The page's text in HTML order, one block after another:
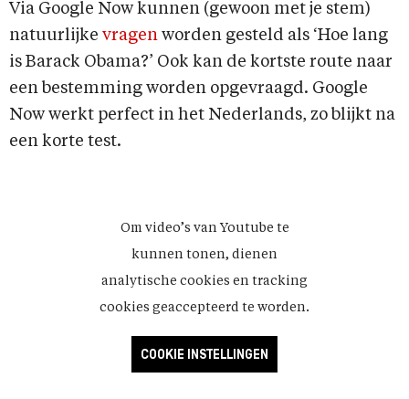
Via Google Now kunnen (gewoon met je stem)
natuurlijke vragen worden gesteld als ‘Hoe lang
is Barack Obama?’ Ook kan de kortste route naar
een bestemming worden opgevraagd. Google
Now werkt perfect in het Nederlands, zo blijkt na
een korte test.
Om video’s van Youtube te
kunnen tonen, dienen
analytische cookies en tracking
cookies geaccepteerd te worden.
COOKIE INSTELLINGEN